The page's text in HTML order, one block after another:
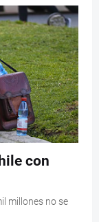
con
millones no se